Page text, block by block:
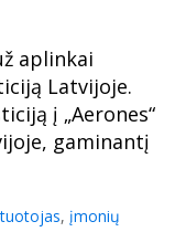
aplinkai
Latvijoje.
į „Aerones“
gaminantį
, įmonių